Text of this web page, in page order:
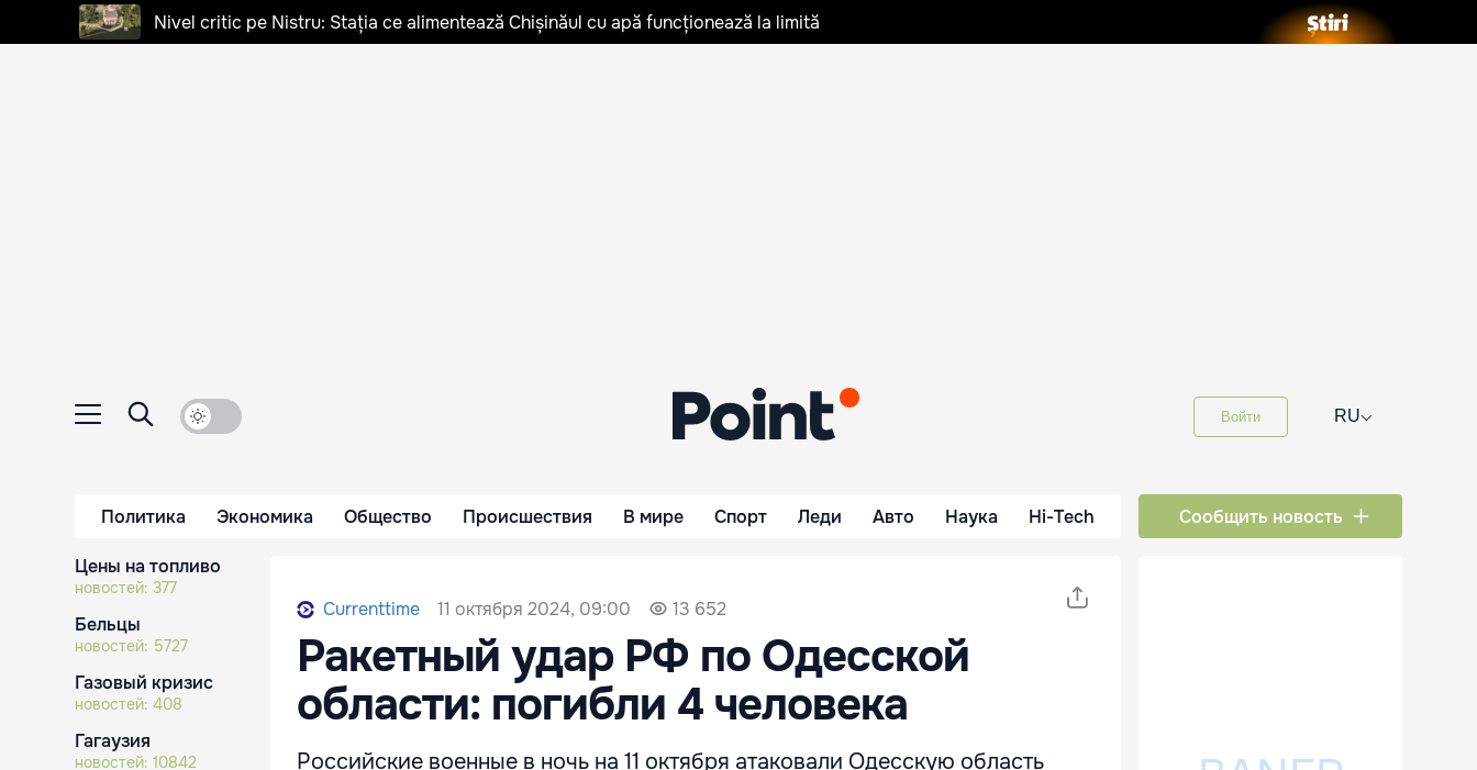
Nivel critic pe Nistru: Stația ce alimentează Chișinăul cu apă funcționează la limită
Войти RU⌵
Политика Экономика Общество Происшествия В мире Спорт Леди Авто Наука Hi-Tech Сообщить новость
Цены на топливо
новостей: 377
Бельцы
новостей: 5727
Газовый кризис
новостей: 408
Гагаузия
новостей: 10842
Currenttime 11 октября 2024, 09:00 13 652
Ракетный удар РФ по Одесской
области: погибли 4 человека
Российские военные в ночь на 11 октября атаковали Одесскую область